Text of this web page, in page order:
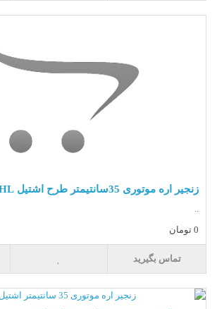
زنجیر اره موتوری 35سانتیمتر طرح اشتیل STIHL
..
0 تومان
تماس بگیرید